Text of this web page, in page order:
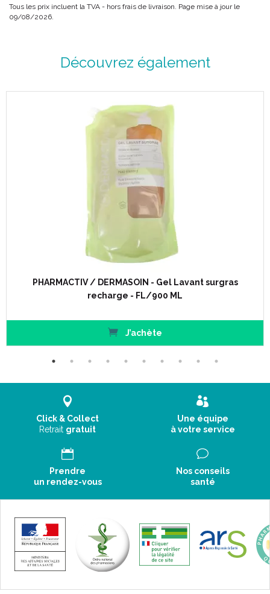
Tous les prix incluent la TVA - hors frais de livraison. Page mise à jour le
09/08/2026.
Découvrez également
PHARMACTIV / DERMASOIN - Gel Lavant surgras
recharge - FL/900 ML
J’achète
Click & Collect
Retrait gratuit
Une équipe
à votre service
Prendre
un rendez-vous
Nos conseils
santé